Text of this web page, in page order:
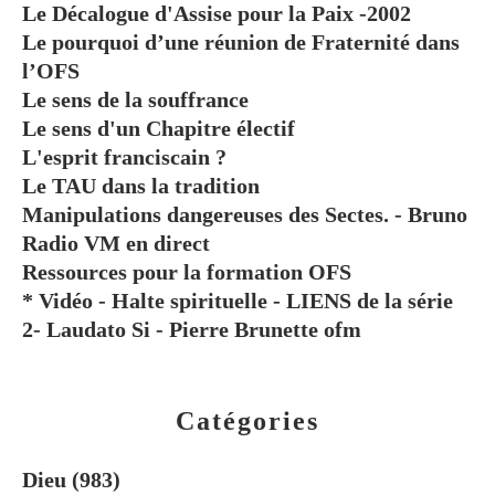
Catégories
Dieu (983)
Le Décalogue d'Assise pour la Paix -2002
Le pourquoi d’une réunion de Fraternité dans
l’OFS
Le sens de la souffrance
Le sens d'un Chapitre électif
L'esprit franciscain ?
Le TAU dans la tradition
Manipulations dangereuses des Sectes. - Bruno
Radio VM en direct
Ressources pour la formation OFS
* Vidéo - Halte spirituelle - LIENS de la série
2- Laudato Si - Pierre Brunette ofm